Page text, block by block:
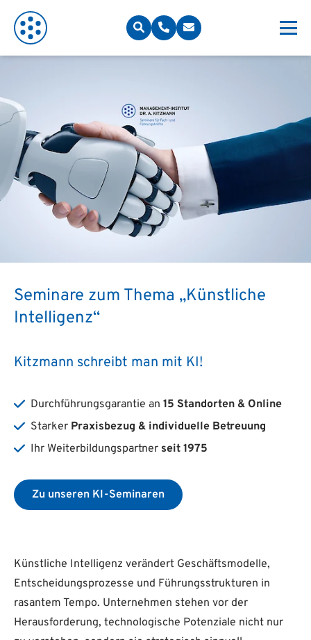
Seminare zum Thema „Künstliche
Intelligenz“
Kitzmann schreibt man mit KI!
Durchführungsgarantie an 15 Standorten & Online
Starker Praxisbezug & individuelle Betreuung
Ihr Weiterbildungspartner seit 1975
Zu unseren KI-Seminaren
Künstliche Intelligenz verändert Geschäftsmodelle,
Entscheidungsprozesse und Führungsstrukturen in
rasantem Tempo. Unternehmen stehen vor der
Herausforderung, technologische Potenziale nicht nur